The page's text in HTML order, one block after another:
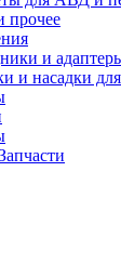
прочее
и
и насадки